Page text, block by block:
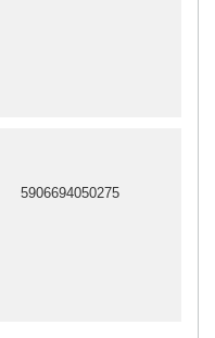
5906694050275